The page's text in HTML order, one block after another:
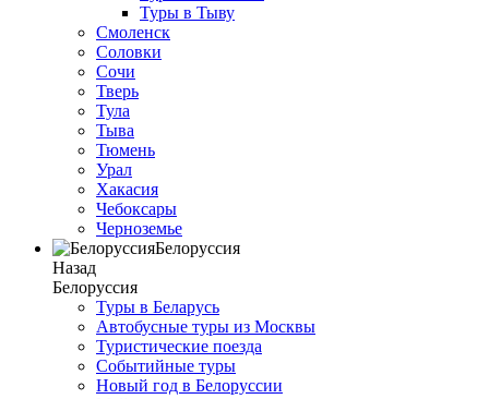
Туры в Тыву
Смоленск
Соловки
Сочи
Тверь
Тула
Тыва
Тюмень
Урал
Хакасия
Чебоксары
Черноземье
Белоруссия
Назад
Белоруссия
Туры в Беларусь
Автобусные туры из Москвы
Туристические поезда
Событийные туры
Новый год в Белоруссии